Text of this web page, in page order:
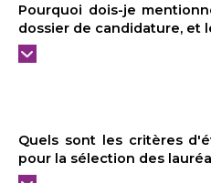
Pourquoi dois-je
dossier de candidature, et
Quels sont les critères
pour la sélection des